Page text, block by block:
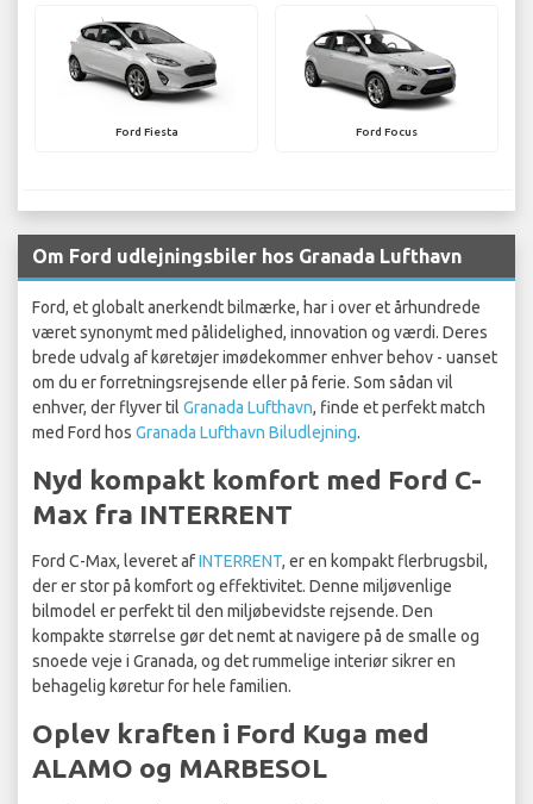
Ford Fiesta Ford Focus
Om Ford udlejningsbiler hos Granada Lufthavn
Ford, et globalt anerkendt bilmærke, har i over et århundrede
været synonymt med pålidelighed, innovation og værdi. Deres
brede udvalg af køretøjer imødekommer enhver behov - uanset
om du er forretningsrejsende eller på ferie. Som sådan vil
enhver, der flyver til Granada Lufthavn, finde et perfekt match
med Ford hos Granada Lufthavn Biludlejning.
Nyd kompakt komfort med Ford C-
Max fra INTERRENT
Ford C-Max, leveret afINTERRENT, er en kompakt flerbrugsbil,
der er stor på komfort og effektivitet. Denne miljøvenlige
bilmodel er perfekt til den miljøbevidste rejsende. Den
kompakte størrelse gør det nemt at navigere på de smalle og
snoede veje i Granada, og det rummelige interiør sikrer en
behagelig køretur for hele familien.
Oplev kraften i Ford Kuga med
ALAMO og MARBESOL